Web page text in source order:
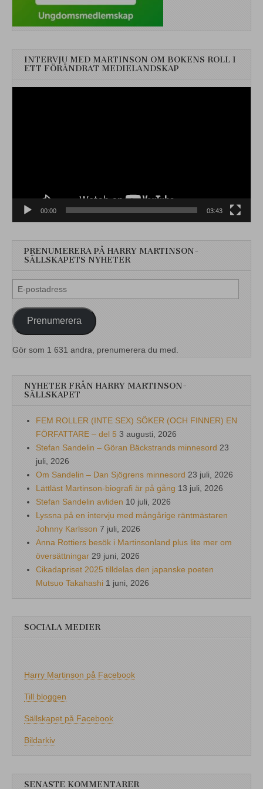
INTERVJU MED MARTINSON OM BOKENS ROLL I
ETT FÖRÄNDRAT MEDIELANDSKAP
00:00 03:43
PRENUMERERA PÅ HARRY MARTINSON-
SÄLLSKAPETS NYHETER
E-
postadress
Prenumerera
Gör som 1 631 andra, prenumerera du med.
NYHETER FRÅN HARRY MARTINSON-
SÄLLSKAPET
FEM ROLLER (INTE SEX) SÖKER (OCH FINNER) EN
FÖRFATTARE – del 5 3 augusti, 2026
Stefan Sandelin – Göran Bäckstrands minnesord 23
juli, 2026
Om Sandelin – Dan Sjögrens minnesord 23 juli, 2026
Lättläst Martinson-biografi är på gång 13 juli, 2026
Stefan Sandelin avliden 10 juli, 2026
Lyssna på en intervju med mångårige räntmästaren
Johnny Karlsson 7 juli, 2026
Anna Rottiers besök i Martinsonland plus lite mer om
översättningar 29 juni, 2026
Cikadapriset 2025 tilldelas den japanske poeten
Mutsuo Takahashi 1 juni, 2026
SOCIALA MEDIER
Harry Martinson på Facebook
Till bloggen
Sällskapet på Facebook
Bildarkiv
SENASTE KOMMENTARER